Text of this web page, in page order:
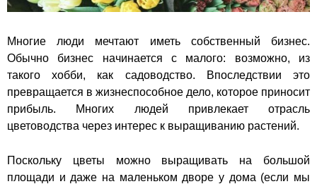
Многие люди мечтают иметь собственный бизнес.
Обычно бизнес начинается с малого: возможно, из
такого хобби, как садоводство. Впоследствии это
превращается в жизнеспособное дело, которое приносит
прибыль. Многих людей привлекает отрасль
цветоводства через интерес к выращиванию растений.
Поскольку цветы можно выращивать на большой
площади и даже на маленьком дворе у дома (если мы